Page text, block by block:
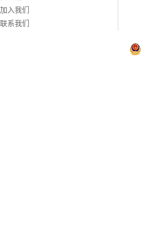
加入我们
联系我们